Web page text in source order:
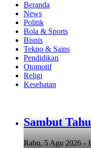
Beranda
News
Politik
Bola & Sports
Bisnis
Tekno & Sains
Pendidikan
Otomotif
Religi
Kesehatan
Sambut
Rabu, 5 Agu 2026 -